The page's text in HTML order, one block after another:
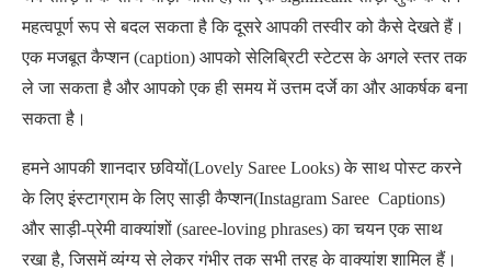
महत्वपूर्ण रूप से बदल सकता है कि दूसरे आपकी तस्वीर को कैसे देखते हैं।
एक मजबूत कैप्शन (caption) आपको सेलिब्रिटी स्टेटस के अगले स्तर तक
ले जा सकता है और आपको एक ही समय में उत्तम दर्जे का और आकर्षक बना
सकता है।
हमने आपकी शानदार छवियों(Lovely Saree Looks) के साथ पोस्ट करने
के लिए इंस्टाग्राम के लिए साड़ी कैप्शन(Instagram Saree Captions)
और साड़ी-प्रेमी वाक्यांशों (saree-loving phrases) का चयन एक साथ
रखा है, जिसमें व्यंग्य से लेकर गंभीर तक सभी तरह के वाक्यांश शामिल हैं।